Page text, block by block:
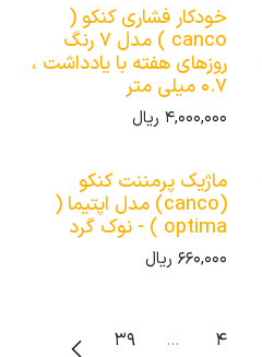
خودکار فشاری کنکو (
canco ) مدل 7 رنگ
روزهای هفته با یادداشت ،
0.7 میلی متر
4,000,000ریال
ماژیک پرمننت کنکو
(canco) مدل اپتیما (
optima ) - نوک گرد
660,000ریال
4
…
39